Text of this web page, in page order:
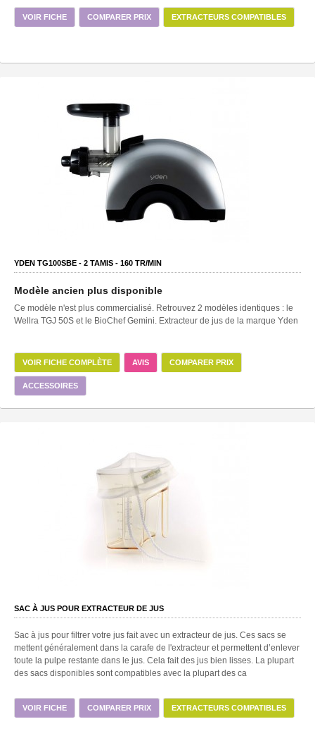
VOIR FICHE COMPARER PRIX EXTRACTEURS COMPATIBLES
YDEN TG100SBE - 2 TAMIS - 160 TR/MIN
Modèle ancien plus disponible
Ce modèle n'est plus commercialisé. Retrouvez 2 modèles identiques : le
Wellra TGJ 50S et le BioChef Gemini. Extracteur de jus de la marque Yden
VOIR FICHE COMPLÈTE AVIS COMPARER PRIX
ACCESSOIRES
SAC À JUS POUR EXTRACTEUR DE JUS
Sac à jus pour filtrer votre jus fait avec un extracteur de jus. Ces sacs se
mettent généralement dans la carafe de l'extracteur et permettent d’enlever
toute la pulpe restante dans le jus. Cela fait des jus bien lisses. La plupart
des sacs disponibles sont compatibles avec la plupart des ca
VOIR FICHE COMPARER PRIX EXTRACTEURS COMPATIBLES